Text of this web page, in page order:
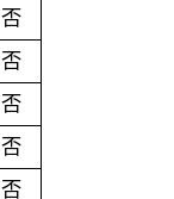
否
否
否
否
否